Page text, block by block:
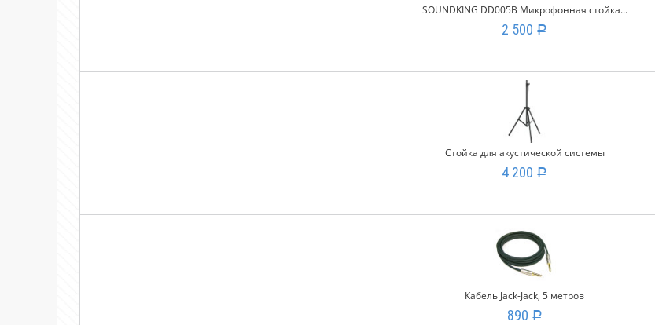
SOUNDKING DD005B Микрофонная стойка...
2 500 Р
Стойка для акустической системы
4 200 Р
Кабель Jack-Jack, 5 метров
890 Р